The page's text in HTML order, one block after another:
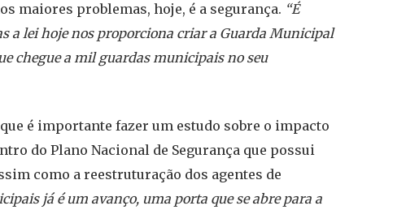
maiores problemas, hoje, é a segurança. “É
a lei hoje nos proporciona criar a Guarda Municipal
chegue a mil guardas municipais no seu
é importante fazer um estudo sobre o impacto
do Plano Nacional de Segurança que possui
como a reestruturação dos agentes de
já é um avanço, uma porta que se abre para a